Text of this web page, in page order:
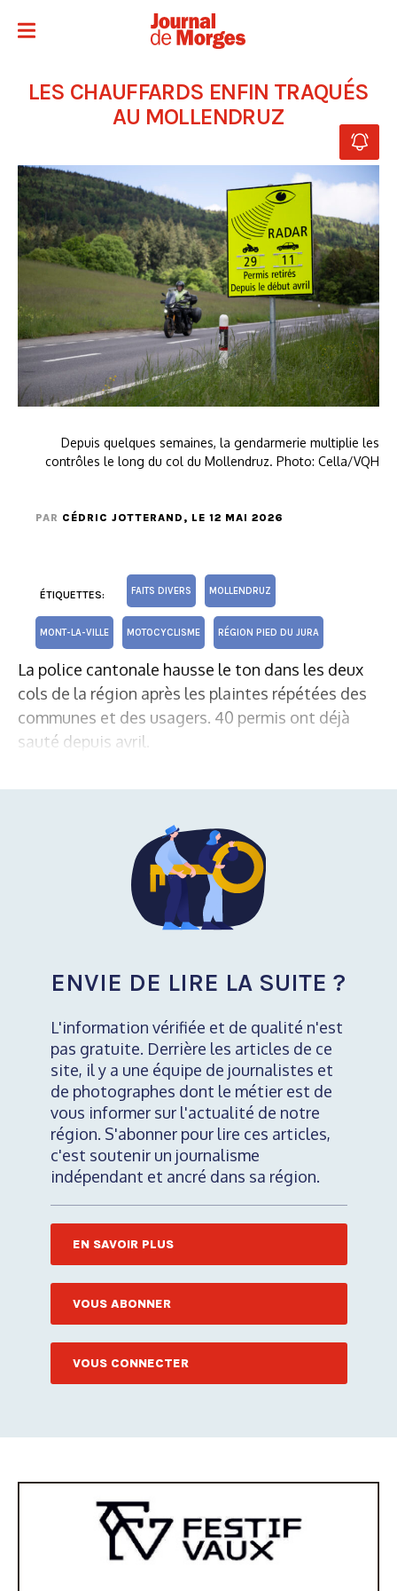
LES CHAUFFARDS ENFIN TRAQUÉS
AU MOLLENDRUZ
Depuis quelques semaines, la gendarmerie multiplie les
contrôles le long du col du Mollendruz. Photo: Cella/VQH
PAR CÉDRIC JOTTERAND , LE 12 MAI 2026
ÉTIQUETTES: FAITS DIVERS MOLLENDRUZ
MONT-LA-VILLE MOTOCYCLISME RÉGION PIED DU JURA
La police cantonale hausse le ton dans les deux
cols de la région après les plaintes répétées des
communes et des usagers. 40 permis ont déjà
sauté depuis avril.
ENVIE DE LIRE LA SUITE ?
L'information vérifiée et de qualité n'est
pas gratuite. Derrière les articles de ce
site, il y a une équipe de journalistes et
de photographes dont le métier est de
vous informer sur l'actualité de notre
région. S'abonner pour lire ces articles,
c'est soutenir un journalisme
indépendant et ancré dans sa région.
EN SAVOIR PLUS
VOUS ABONNER
VOUS CONNECTER